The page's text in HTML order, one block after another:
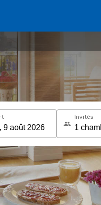
Invités